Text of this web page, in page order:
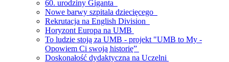
60. urodziny Giganta
Nowe barwy szpitala dziecięcego
Rekrutacja na English Division
Horyzont Europa na UMB
To ludzie stoją za UMB - projekt "UMB to My -
Opowiem Ci swoją historię”
Doskonałość dydaktyczna na Uczelni